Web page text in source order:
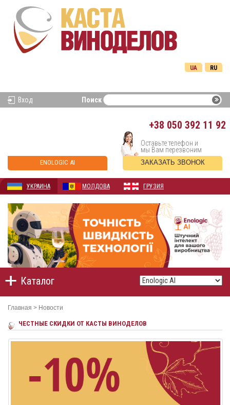
RU
UA
Вход Поиск
+38 050 392 11 92
ENOLOGIC AI
Оставьте телефон и
мы Вам перезвоним
ЗАКАЗАТЬ ЗВОНОК
УКРАИНА МОЛДОВА ГРУЗИЯ
Каталог
Главная > Новости
ЧЕСТНЫЕ СКИДКИ ОТ КАСТЫ ВИНОДЕЛОВ